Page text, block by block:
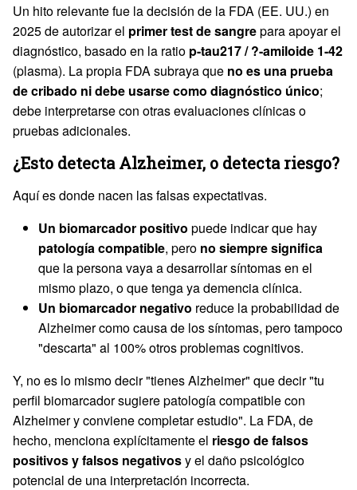
Un hito relevante fue la decisión de la FDA (EE. UU.) en
2025 de autorizar el primer test de sangrepara apoyar el
diagnóstico, basado en la ratio p-tau217 / ?-amiloide 1-42
(plasma). La propia FDA subraya que no es una prueba
de cribado ni debe usarse como diagnóstico único;
debe interpretarse con otras evaluaciones clínicas o
pruebas adicionales.
¿Esto detecta Alzheimer, o detecta riesgo?
Aquí es donde nacen las falsas expectativas.
Un biomarcador positivo puede indicar que hay
patología compatible, pero no siempre significa
que la persona vaya a desarrollar síntomas en el
mismo plazo, o que tenga ya demencia clínica.
Un biomarcador negativo reduce la probabilidad de
Alzheimer como causa de los síntomas, pero tampoco
"descarta" al 100% otros problemas cognitivos.
Y, no es lo mismo decir "tienes Alzheimer" que decir "tu
perfil biomarcador sugiere patología compatible con
Alzheimer y conviene completar estudio". La FDA, de
hecho, menciona explícitamente el riesgo de falsos
positivos y falsos negativosy el daño psicológico
potencial de una interpretación incorrecta.